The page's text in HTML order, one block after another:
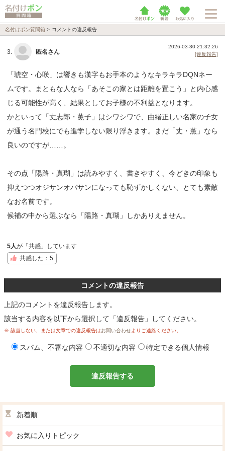
名付けポン質問箱 > コメントの違反報告
3. 匿名さん
2026-03-30 21:32:26
[違反報告]
「琥空・心咲」は響きも漢字もお手本のようなキラキラDQNネー
ムです。まともな人なら「あそこの家とは距離を置こう」と内心感
じる可能性が高く、結果としてお子様の不利益となります。
かといって「丈志郎・薫子」はシワシワで、由緒正しい名家の子女
が通う名門校にでも進学しない限り浮きます。まだ「丈・薫」なら
良いのですが……。
その点「陽路・真瑚」は読みやすく、書きやすく、今どきの印象も
抑えつつオジサンオバサンになっても恥ずかしくない、とても素敵
なお名前です。
候補の中から選ぶなら「陽路・真瑚」しかありえません。
5人が「共感」しています
共感した：5
コメントの違反報告
上記のコメントを違反報告します。
該当する内容を以下から選択して「違反報告」してください。
※ 該当しない、または文章での違反報告はお問い合わせよりご連絡ください。
スパム、不審な内容 不適切な内容 特定できる個人情報
違反報告する
新着順
お気に入りトピック